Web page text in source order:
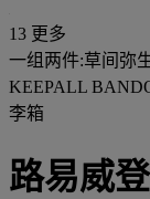
13 更多
一组两件:草间弥
KEEPALL
李箱
路易威